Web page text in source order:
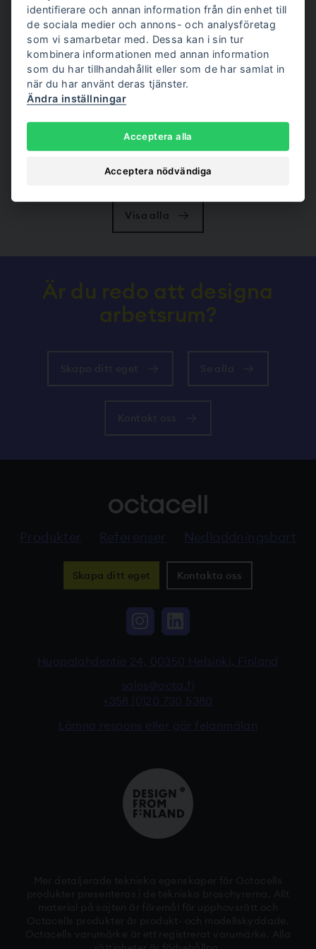
22/05/2026 Blogg
Så väljer du rätt kontorspodd för ditt företag – en
guide för 2026
23/04/2026
Tysta rum på kontor ökar produktiviteten – vad
orsakar mest buller på jobbet?
Visa alla
Är du redo att designa
arbetsrum?
Produkter Referenser Nedladdningsbart
Skapa ditt eget Kontakta oss
Instagram, Linkki
LinkedIn, Linkki
Huopalahdentie 24, 00350 Helsinki, Finland
sales@octa.fi
+358 (0)20 730 5380
Lämna respons eller gör felanmälan
identifierare och annan information från din enhet till
de sociala medier och annons- och analysföretag
som vi samarbetar med. Dessa kan i sin tur
kombinera informationen med annan information
som du har tillhandahållit eller som de har samlat in
när du har använt deras tjänster.
Ändra inställningar
Acceptera alla
Acceptera nödvändiga